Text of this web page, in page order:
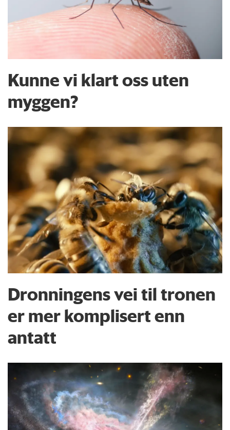
Kunne vi klart oss uten
myggen?
Dronningens vei til tronen
er mer komplisert enn
antatt